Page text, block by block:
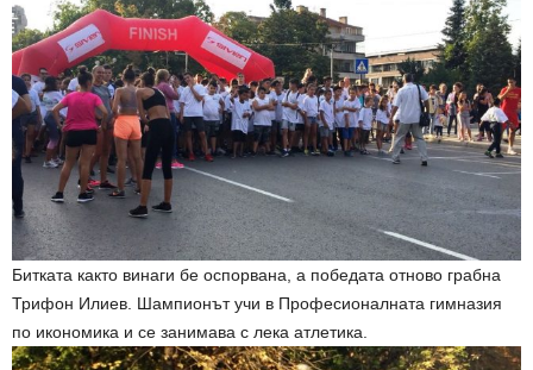
Битката както винаги бе оспорвана, а победата отново грабна
Трифон Илиев. Шампионът учи в Професионалната гимназия
по икономика и се занимава с лека атлетика.